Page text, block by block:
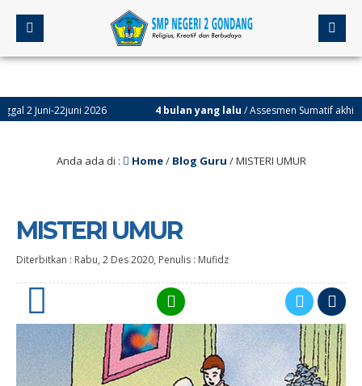
22juni 2026 4 bulan yang lalu/ Assesmen Sumatif akhir Semester
Anda ada di : Home/ Blog Guru /MISTERI UMUR
MISTERI UMUR
Diterbitkan : Rabu, 2 Des 2020, Penulis : Mufidz